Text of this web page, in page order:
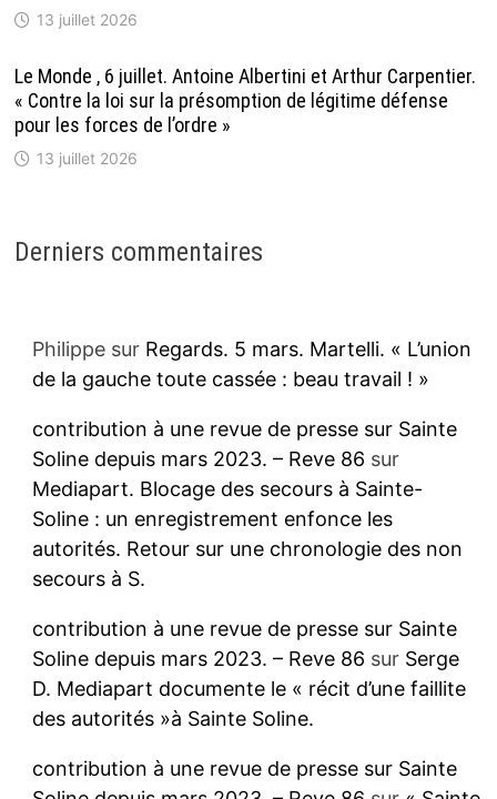
13 juillet 2026
Le Monde , 6 juillet. Antoine Albertini et Arthur Carpentier.
« Contre la loi sur la présomption de légitime défense
pour les forces de l’ordre »
13 juillet 2026
Derniers commentaires
Philippesur Regards. 5 mars. Martelli. « L’union
de la gauche toute cassée : beau travail ! »
contribution à une revue de presse sur Sainte
Soline depuis mars 2023. – Reve 86 sur
Mediapart. Blocage des secours à Sainte-
Soline : un enregistrement enfonce les
autorités. Retour sur une chronologie des non
secours à S.
contribution à une revue de presse sur Sainte
Soline depuis mars 2023. – Reve 86 sur Serge
D. Mediapart documente le « récit d’une faillite
des autorités »à Sainte Soline.
contribution à une revue de presse sur Sainte